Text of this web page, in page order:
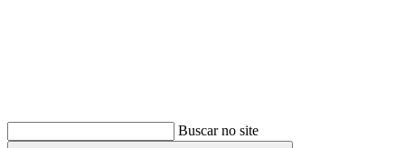
Buscar no site